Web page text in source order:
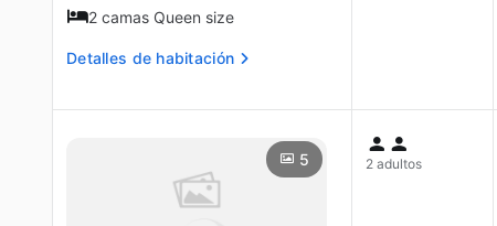
2 camas Queen size
Detalles de habitación
5 2 adultos